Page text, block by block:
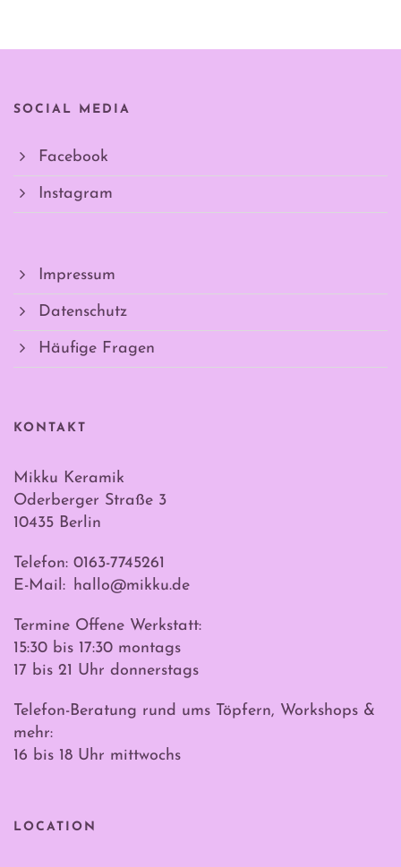
SOCIAL MEDIA
Facebook
Instagram
Impressum
Datenschutz
Häufige Fragen
KONTAKT
Mikku Keramik
Oderberger Straße 3
10435 Berlin
Telefon: 0163-7745261
E-Mail: hallo@mikku.de
Termine Offene Werkstatt:
15:30 bis 17:30 montags
17 bis 21 Uhr donnerstags
Telefon-Beratung rund ums Töpfern, Workshops &
mehr:
16 bis 18 Uhr mittwochs
LOCATION